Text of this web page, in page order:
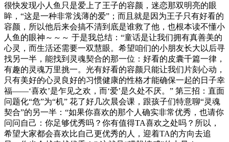
很快发现小人鱼只是爱上了王子的容颜，迷恋那双明亮的眼
眸，“这是一种非常浅薄的爱”；而且就是因为王子只有好看的
容颜，所以他后来会搞不清到底是谁救了他，也根本读不懂小
人鱼的眼神～～～ 于是我总结：“童话是让我们拥有真善美的
心灵，而生活还需要一双慧眼。希望咱们的小朋友长大以后寻
找另一半，能找到灵魂契合的那一位：好看的皮囊千篇一律，
有趣的灵魂万里挑一。光有好看的容颜只能让我们片刻心动，
只有美好的心灵良好的习惯健康的性格才能确保一起的日子幸
福——‘喜欢’是乍见之欢，而‘爱’是久处不厌。” 第三招：直面
问题化“危”为“机” 花了好几次晨会课，跟孩子们特意聊“灵魂
契合”的另一半：“如果你喜欢的那个人确实非常优秀，也请你
问问自己：你足够优秀吗？你有值得TA喜欢之处吗？所以，
希望大家都会喜欢比自己更优秀的人，迎着TA的方向去追